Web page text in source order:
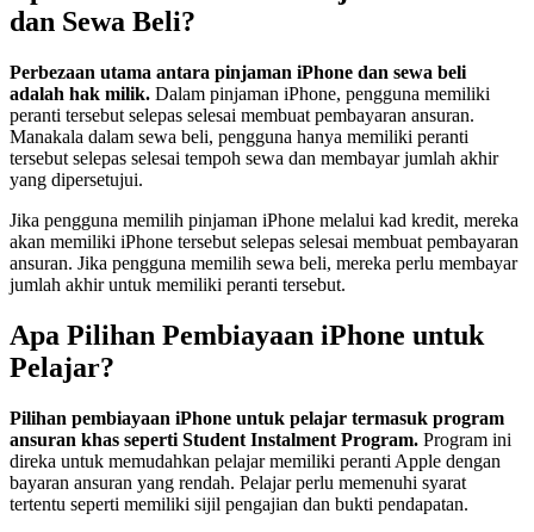
dan Sewa Beli?
Perbezaan utama antara pinjaman iPhone dan sewa beli
adalah hak milik. Dalam pinjaman iPhone, pengguna memiliki
peranti tersebut selepas selesai membuat pembayaran ansuran.
Manakala dalam sewa beli, pengguna hanya memiliki peranti
tersebut selepas selesai tempoh sewa dan membayar jumlah akhir
yang dipersetujui.
Jika pengguna memilih pinjaman iPhone melalui kad kredit, mereka
akan memiliki iPhone tersebut selepas selesai membuat pembayaran
ansuran. Jika pengguna memilih sewa beli, mereka perlu membayar
jumlah akhir untuk memiliki peranti tersebut.
Apa Pilihan Pembiayaan iPhone untuk
Pelajar?
Pilihan pembiayaan iPhone untuk pelajar termasuk program
ansuran khas seperti Student Instalment Program. Program ini
direka untuk memudahkan pelajar memiliki peranti Apple dengan
bayaran ansuran yang rendah. Pelajar perlu memenuhi syarat
tertentu seperti memiliki sijil pengajian dan bukti pendapatan.